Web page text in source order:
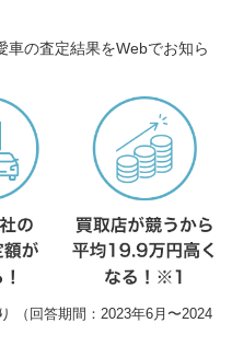
車の査定結果をWebでお知ら
（回答期間：2023年6月〜2024